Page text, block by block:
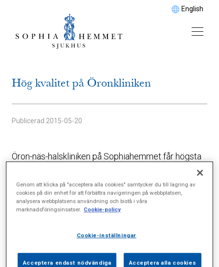
English
Hög kvalitet på Öronkliniken
Publicerad 2015-05-20
Öron-näs-halskliniken på Sophiahemmet får högsta
betyg i en extern kvalitetsundersökning som gjorts
på uppdrag av Sveriges Privata ÖNH-läkare.
Undersökningen avser såväl processer kring
kompetens och den medicinska utrustningen.
bästa privata enhet jag sett i Sverige och kan
Genom att klicka på "acceptera alla cookies" samtycker du till lagring av
cookies på din enhet för att förbättra navigeringen på webbplatsen,
analysera webbplatsens användning och bistå i våra
marknadsföringsinsatser. Cookie-policy
Cookie-inställningar
Acceptera endast nödvändiga Acceptera alla cookies